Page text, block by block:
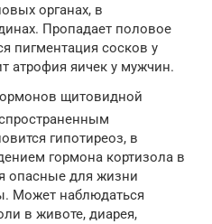
органах, в
Пропадает половое
пигментация сосков у
атрофия яичек у мужчин.
щитовидной
гипотиреоз, в
гормона кортизола в
опасные для жизни
Может наблюдаться
в животе, диарея,